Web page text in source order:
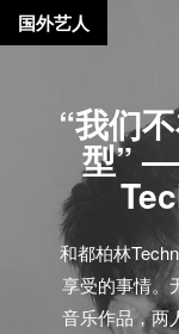
“我们
型”
和都柏林
享受的事情。
音乐作品，两
国外艺人